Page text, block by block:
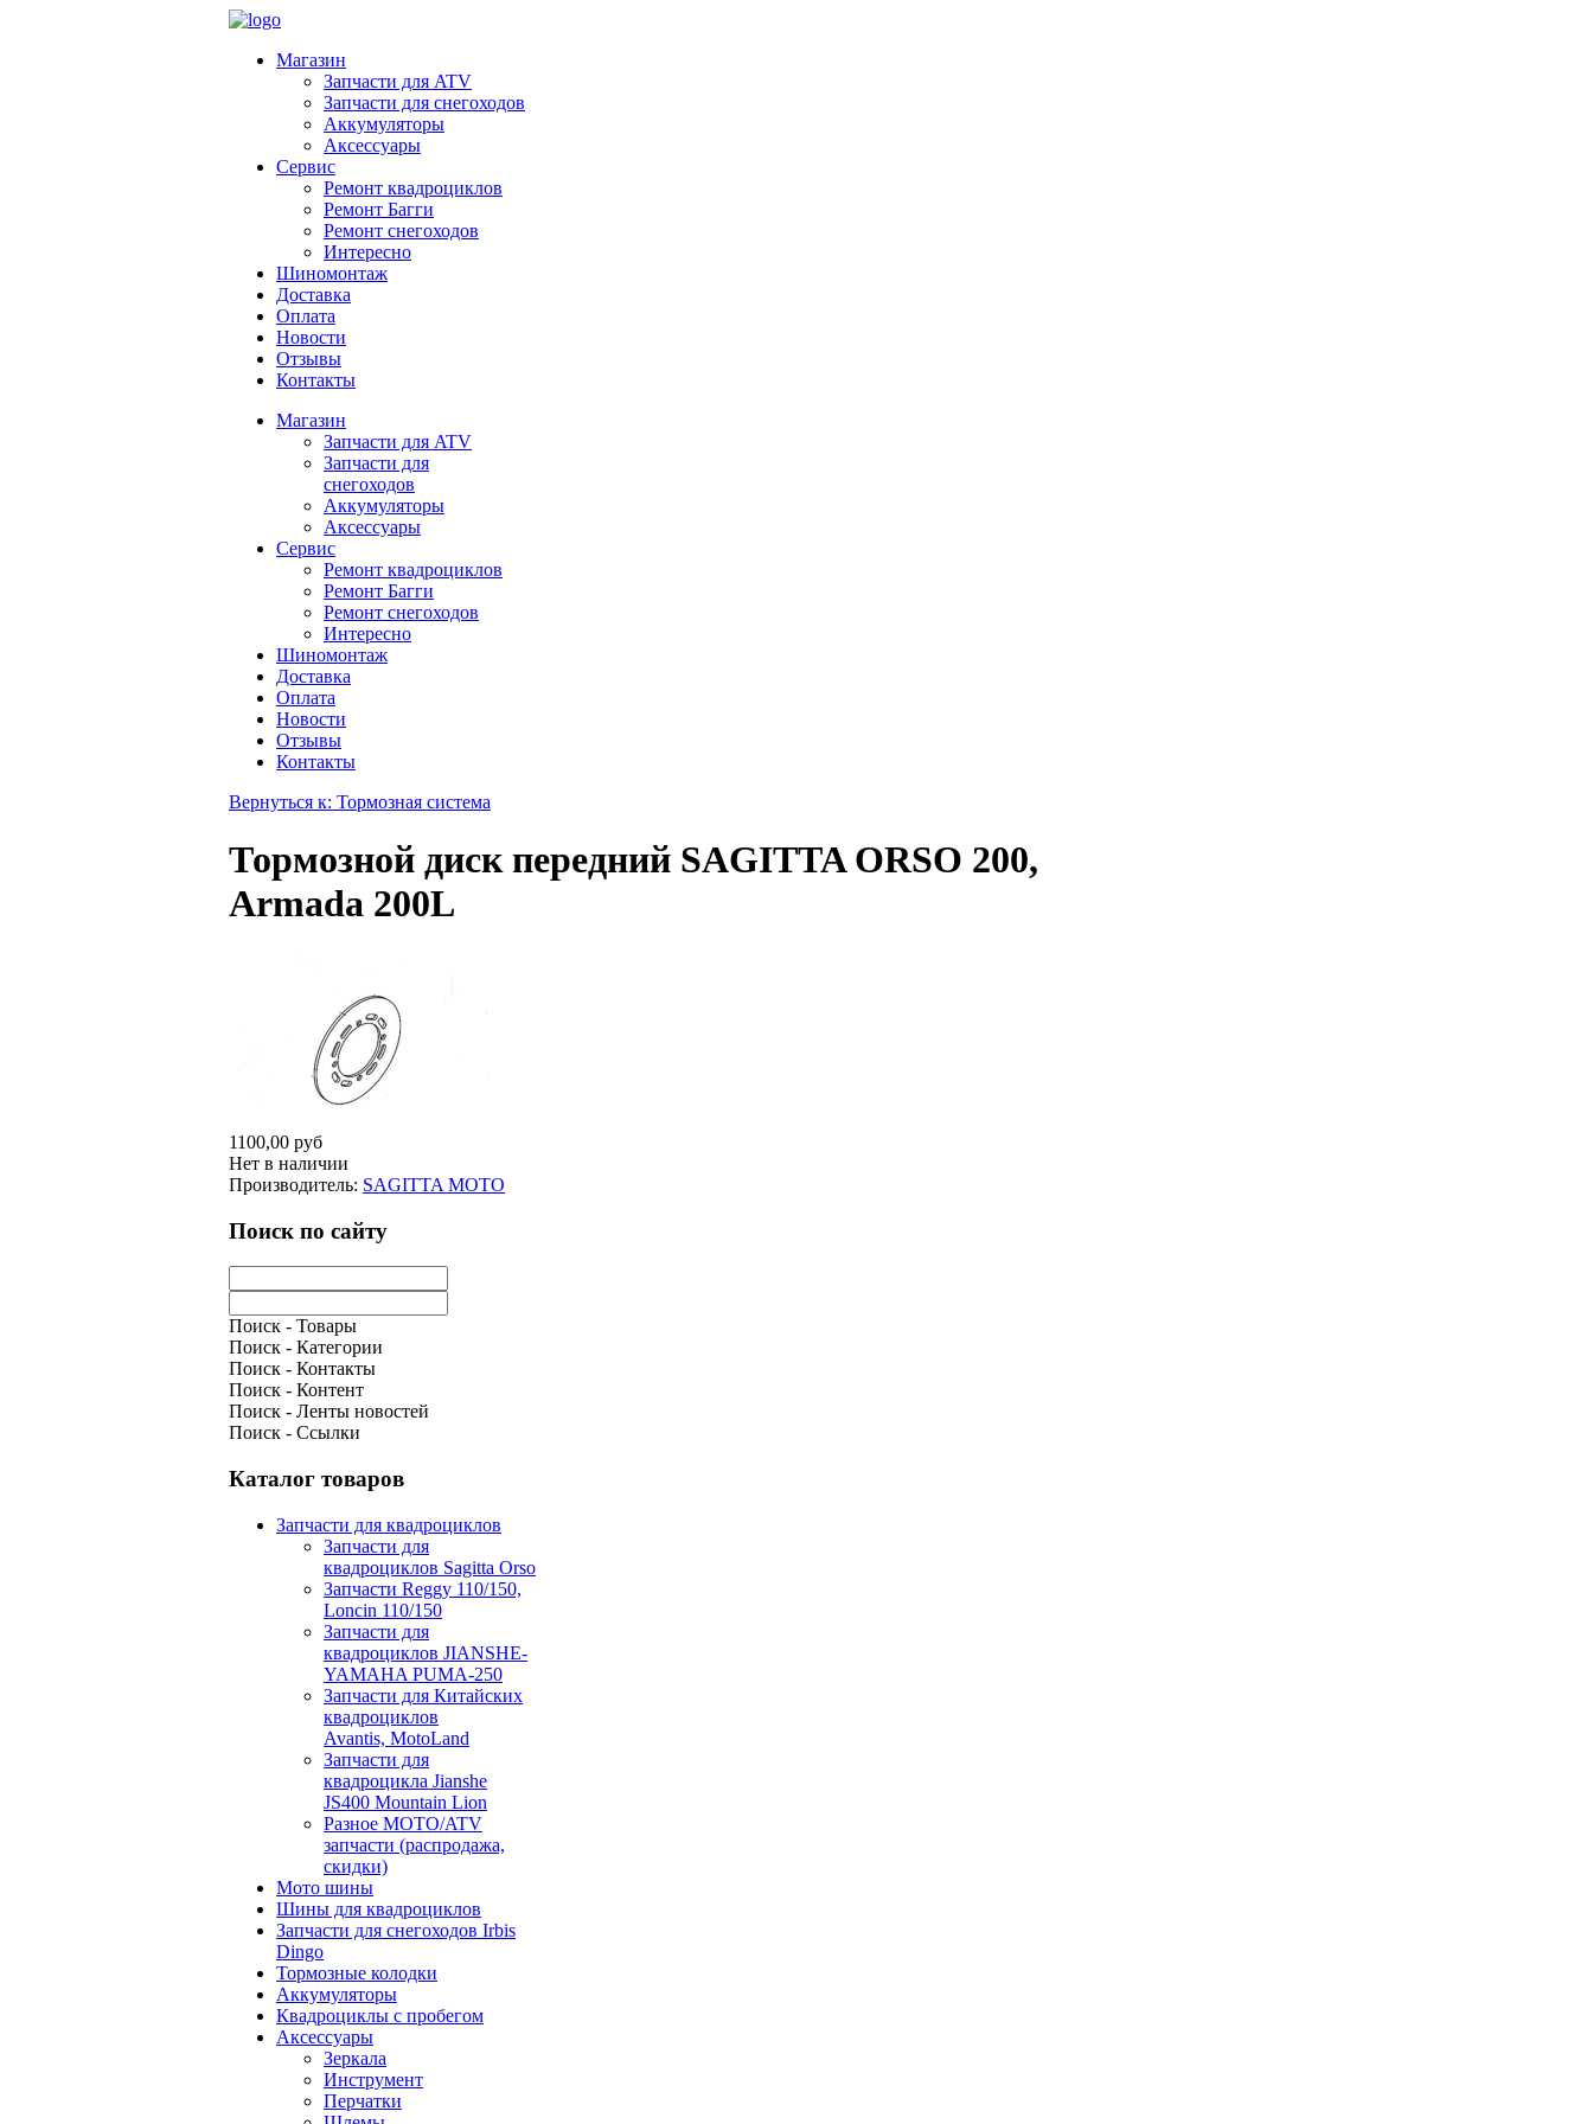
Магазин
Запчасти для ATV
Запчасти для снегоходов
Аккумуляторы
Аксессуары
Сервис
Ремонт квадроциклов
Ремонт Багги
Ремонт снегоходов
Интересно
Шиномонтаж
Доставка
Оплата
Новости
Отзывы
Контакты
Магазин
Запчасти для ATV
Запчасти для
снегоходов
Аккумуляторы
Аксессуары
Сервис
Ремонт квадроциклов
Ремонт Багги
Ремонт снегоходов
Интересно
Шиномонтаж
Доставка
Оплата
Новости
Отзывы
Контакты
Вернуться к: Тормозная система
Тормозной диск передний SAGITTA ORSO 200,
Armada 200L
1100,00 руб
Нет в наличии
Производитель: SAGITTA MOTO
Поиск по сайту
Поиск - Товары
Поиск - Категории
Поиск - Контакты
Поиск - Контент
Поиск - Ленты новостей
Поиск - Ссылки
Каталог товаров
Запчасти для квадроциклов
Запчасти для
квадроциклов Sagitta Orso
Запчасти Reggy 110/150,
Loncin 110/150
Запчасти для
квадроциклов JIANSHE-
YAMAHA PUMA-250
Запчасти для Китайских
квадроциклов
Avantis, MotoLand
Запчасти для
квадроцикла Jianshe
JS400 Mountain Lion
Разное МОТО/ATV
запчасти (распродажа,
скидки)
Мото шины
Шины для квадроциклов
Запчасти для снегоходов Irbis
Dingo
Тормозные колодки
Аккумуляторы
Квадроциклы с пробегом
Аксессуары
Зеркала
Инструмент
Перчатки